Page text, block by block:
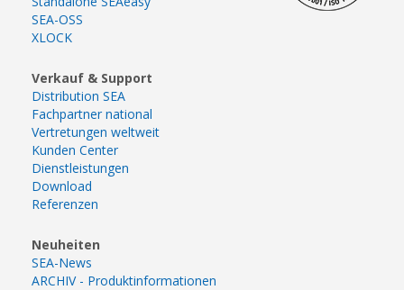
SEA-OSS
XLOCK
Verkauf & Support
Distribution SEA
Fachpartner national
Vertretungen weltweit
Kunden Center
Dienstleistungen
Download
Referenzen
Neuheiten
SEA-News
ARCHIV - Produktinformationen